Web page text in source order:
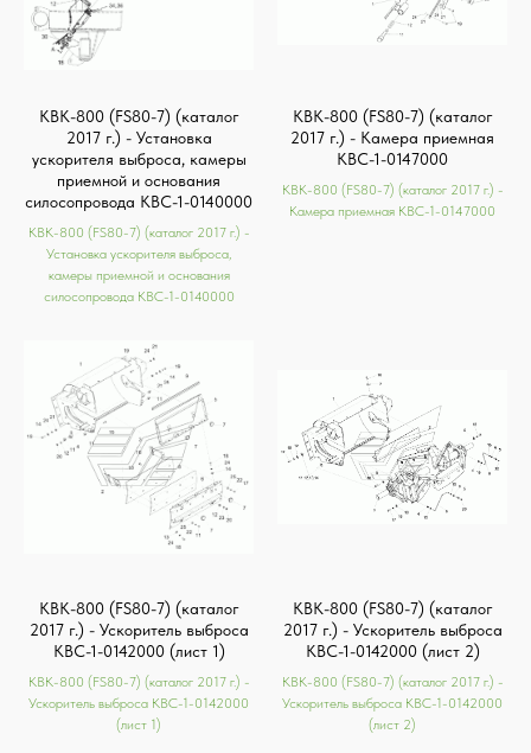
КВК-800 (FS80-7) (каталог
2017 г.) - Установка
ускорителя выброса, камеры
приемной и основания
силосопровода КВС-1-0140000
КВК-800 (FS80-7) (каталог 2017 г.) -
Установка ускорителя выброса,
камеры приемной и основания
силосопровода КВС-1-0140000
КВК-800 (FS80-7) (каталог
2017 г.) - Камера приемная
КВС-1-0147000
КВК-800 (FS80-7) (каталог 2017 г.) -
Камера приемная КВС-1-0147000
КВК-800 (FS80-7) (каталог
2017 г.) - Ускоритель выброса
КВС-1-0142000 (лист 1)
КВК-800 (FS80-7) (каталог 2017 г.) -
Ускоритель выброса КВС-1-0142000
(лист 1)
КВК-800 (FS80-7) (каталог
2017 г.) - Ускоритель выброса
КВС-1-0142000 (лист 2)
КВК-800 (FS80-7) (каталог 2017 г.) -
Ускоритель выброса КВС-1-0142000
(лист 2)